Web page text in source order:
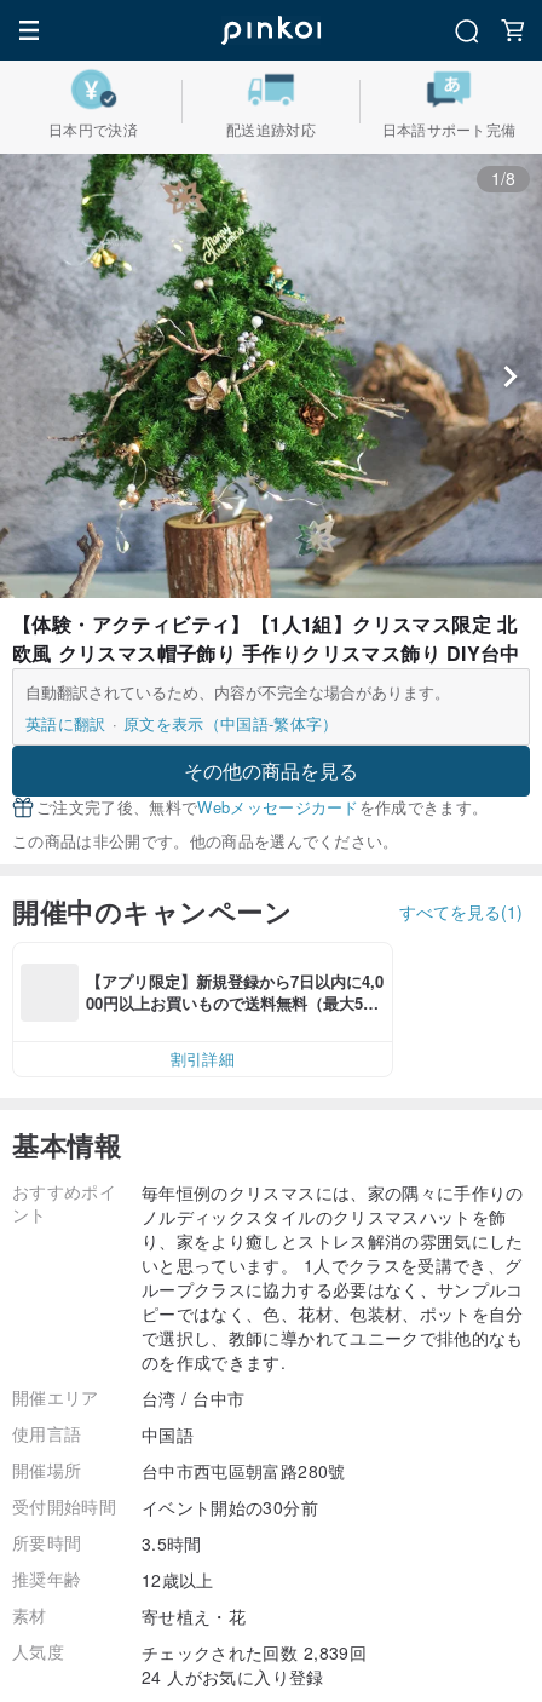
日本円で決済 配送追跡対応 日本語サポート完備
1/8
【体験・アクティビティ】【1人1組】クリスマス限定 北
欧風 クリスマス帽子飾り 手作りクリスマス飾り DIY台中
自動翻訳されているため、内容が不完全な場合があります。
英語に翻訳
原文を表示（中国語-繁体字）
その他の商品を見る
ご注文完了後、無料でWebメッセージカードを作成できます。
この商品は非公開です。他の商品を選んでください。
開催中のキャンペーン すべてを見る(1)
【アプリ限定】新規登録から7日以内に4,0
00円以上お買いもので送料無料（最大500
割引詳細
基本情報
おすすめポイ
ント
毎年恒例のクリスマスには、家の隅々に手作りの
ノルディックスタイルのクリスマスハットを飾
り、家をより癒しとストレス解消の雰囲気にした
いと思っています。 1人でクラスを受講でき、グ
ループクラスに協力する必要はなく、サンプルコ
ピーではなく、色、花材、包装材、ポットを自分
で選択し、教師に導かれてユニークで排他的なも
のを作成できます.
開催エリア
台湾 / 台中市
使用言語
中国語
開催場所
台中市西屯區朝富路280號
受付開始時間
イベント開始の30分前
所要時間
3.5時間
推奨年齢
12歳以上
素材
寄せ植え・花
人気度
チェックされた回数 2,839回
24 人がお気に入り登録